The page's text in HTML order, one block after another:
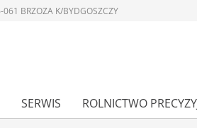
BRZOZA K/BYDGOSZCZY
SERWIS ROLNICTWO